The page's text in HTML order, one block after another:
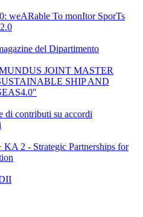
weARable To monItor SporTs
del Dipartimento
JOINT MASTER
SHIP AND
di contributi su accordi
2 - Strategic Partnerships for